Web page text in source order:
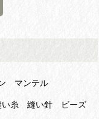
マンテル
い糸 縫い針 ビーズ